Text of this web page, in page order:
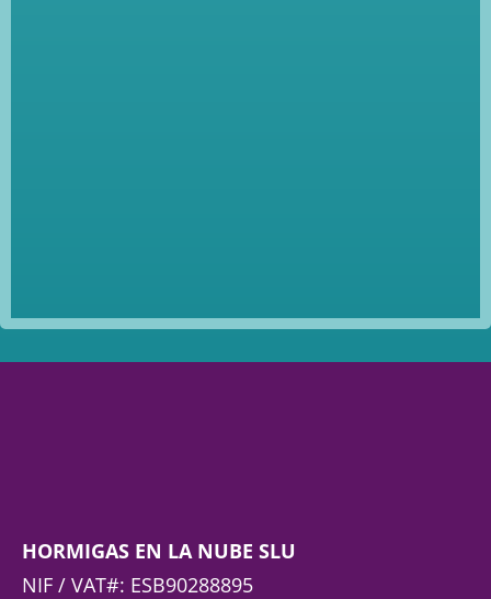
HORMIGAS EN LA NUBE SLU
NIF / VAT#: ESB90288895